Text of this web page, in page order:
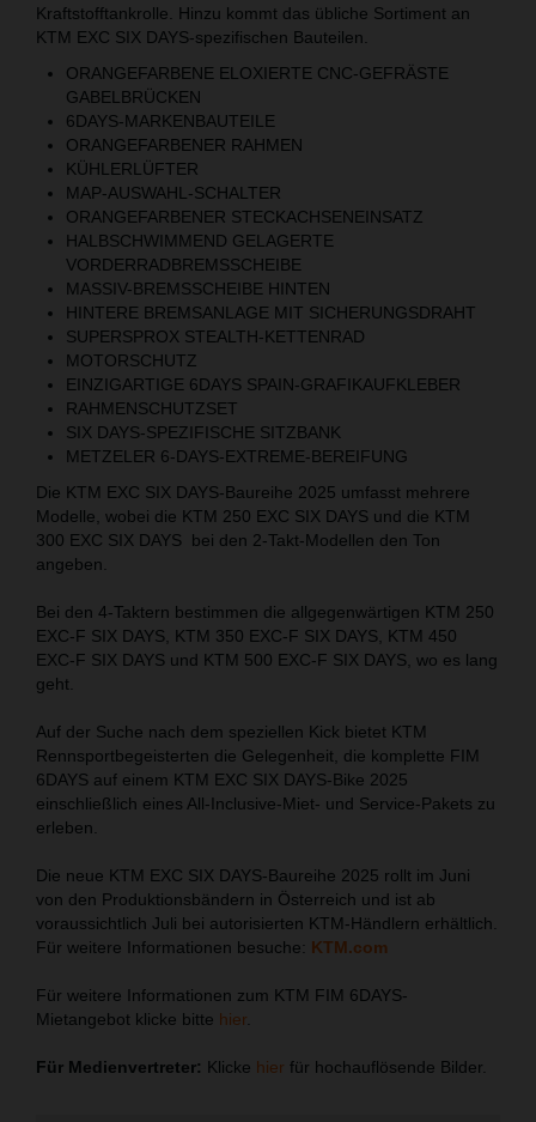
Kraftstofftankrolle. Hinzu kommt das übliche Sortiment an
KTM EXC SIX DAYS-spezifischen Bauteilen.
ORANGEFARBENE ELOXIERTE CNC-GEFRÄSTE
GABELBRÜCKEN
6DAYS-MARKENBAUTEILE
ORANGEFARBENER RAHMEN
KÜHLERLÜFTER
MAP-AUSWAHL-SCHALTER
ORANGEFARBENER STECKACHSENEINSATZ
HALBSCHWIMMEND GELAGERTE
VORDERRADBREMSSCHEIBE
MASSIV-BREMSSCHEIBE HINTEN
HINTERE BREMSANLAGE MIT SICHERUNGSDRAHT
SUPERSPROX STEALTH-KETTENRAD
MOTORSCHUTZ
EINZIGARTIGE 6DAYS SPAIN-GRAFIKAUFKLEBER
RAHMENSCHUTZSET
SIX DAYS-SPEZIFISCHE SITZBANK
METZELER 6-DAYS-EXTREME-BEREIFUNG
Die KTM EXC SIX DAYS-Baureihe 2025 umfasst mehrere
Modelle, wobei die KTM 250 EXC SIX DAYS und die KTM
300 EXC SIX DAYS bei den 2-Takt-Modellen den Ton
angeben.
Bei den 4-Taktern bestimmen die allgegenwärtigen KTM 250
EXC-F SIX DAYS, KTM 350 EXC-F SIX DAYS, KTM 450
EXC-F SIX DAYS und KTM 500 EXC-F SIX DAYS, wo es lang
geht.
Auf der Suche nach dem speziellen Kick bietet KTM
Rennsportbegeisterten die Gelegenheit, die komplette FIM
6DAYS auf einem KTM EXC SIX DAYS-Bike 2025
einschließlich eines All-Inclusive-Miet- und Service-Pakets zu
erleben.
Die neue KTM EXC SIX DAYS-Baureihe 2025 rollt im Juni
von den Produktionsbändern in Österreich und ist ab
voraussichtlich Juli bei autorisierten KTM-Händlern erhältlich.
Für weitere Informationen besuche: KTM.com
Für weitere Informationen zum KTM FIM 6DAYS-
Mietangebot klicke bitte hier
Für Medienvertreter: Klicke hier für hochauflösende Bilder.